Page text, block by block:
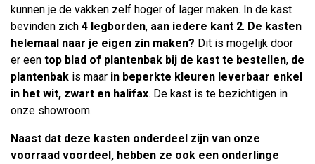
kunnen je de vakken zelf hoger of lager maken. In de kast
bevinden zich 4 legborden, aan iedere kant 2. De kasten
helemaal naar je eigen zin maken? Dit is mogelijk door
er een top blad of plantenbak bij de kast te bestellen, de
plantenbak is maar in beperkte kleuren leverbaar enkel
in het wit, zwart en halifax. De kast is te bezichtigen in
onze showroom.
Naast dat deze kasten onderdeel zijn van onze
voorraad voordeel, hebben ze ook een onderlinge